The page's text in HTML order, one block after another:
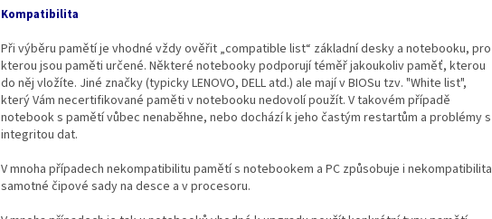
Kompatibilita
Při výběru pamětí je vhodné vždy ověřit „compatible list“ základní desky a notebooku, pro
kterou jsou paměti určené. Některé notebooky podporují téměř jakoukoliv paměť, kterou
do něj vložíte. Jiné značky (typicky LENOVO, DELL atd.) ale mají v BIOSu tzv. "White list",
který Vám necertifikované paměti v notebooku nedovolí použít. V takovém případě
notebook s pamětí vůbec nenaběhne, nebo dochází k jeho častým restartům a problémy s
integritou dat.
V mnoha případech nekompatibilitu pamětí s notebookem a PC způsobuje i nekompatibilita
samotné čipové sady na desce a v procesoru.